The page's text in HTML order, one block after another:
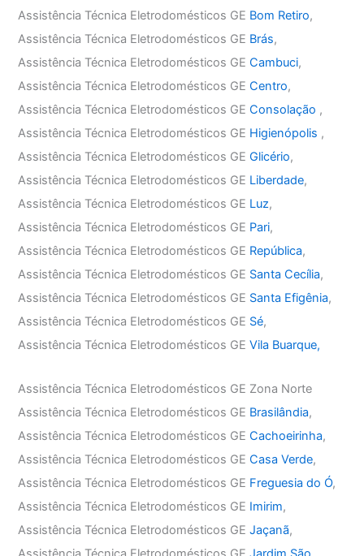
Assistência Técnica Eletrodomésticos GE Bom Retiro,
Assistência Técnica Eletrodomésticos GE Brás,
Assistência Técnica Eletrodomésticos GECambuci,
Assistência Técnica Eletrodomésticos GECentro,
Assistência Técnica Eletrodomésticos GEConsolação ,
Assistência Técnica Eletrodomésticos GE Higienópolis ,
Assistência Técnica Eletrodomésticos GEGlicério,
Assistência Técnica Eletrodomésticos GE Liberdade,
Assistência Técnica Eletrodomésticos GE Luz,
Assistência Técnica Eletrodomésticos GE Pari,
Assistência Técnica Eletrodomésticos GE República,
Assistência Técnica Eletrodomésticos GE Santa Cecília,
Assistência Técnica Eletrodomésticos GE Santa Efigênia,
Assistência Técnica Eletrodomésticos GE Sé,
Assistência Técnica Eletrodomésticos GEVila Buarque,
Assistência Técnica Eletrodomésticos GE Zona Norte
Assistência Técnica Eletrodomésticos GE Brasilândia,
Assistência Técnica Eletrodomésticos GECachoeirinha,
Assistência Técnica Eletrodomésticos GECasa Verde,
Assistência Técnica Eletrodomésticos GE Freguesia do Ó,
Assistência Técnica Eletrodomésticos GE Imirim,
Assistência Técnica Eletrodomésticos GEJaçanã,